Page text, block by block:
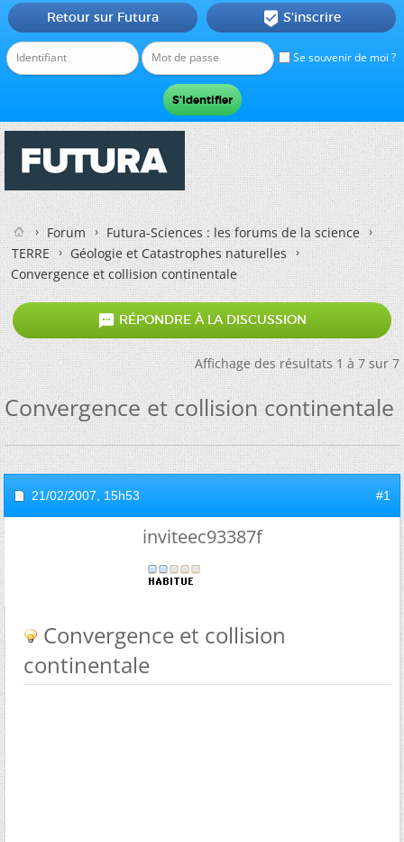
Se souvenir de moi ?
Retour sur Futura  S'inscrire
Forum
Futura-Sciences : les forums de la science
TERRE
Géologie et Catastrophes naturelles
Convergence et collision continentale
 RÉPONDRE À LA DISCUSSION
Affichage des résultats 1 à 7 sur 7
Convergence et collision continentale
21/02/2007, 15h53 #1
inviteec93387f
Convergence et collision
continentale